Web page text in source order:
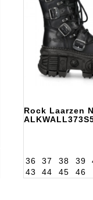
Rock Laarzen
36 37 38 39
43
44 45 46